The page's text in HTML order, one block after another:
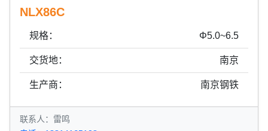
NLX86C
规格： Φ5.0~6.5
交货地： 南京
生产商： 南京钢铁
联系人：雷鸣